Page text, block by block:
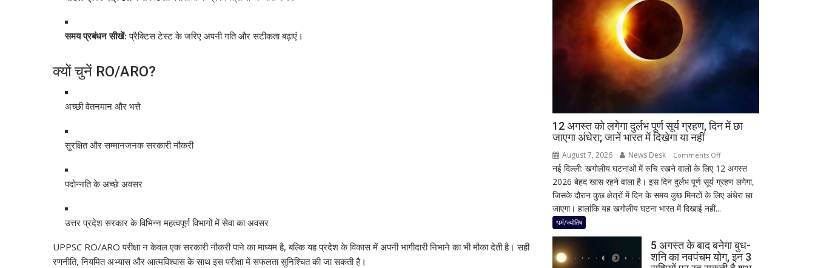
समय प्रबंधन सीखें: प्रैक्टिस टेस्ट के जरिए अपनी गति और सटीकता बढ़ाएं।
क्यों चुनें RO/ARO?
अच्छी वेतनमान और भत्ते
सुरक्षित और सम्मानजनक सरकारी नौकरी
पदोन्नति के अच्छे अवसर
उत्तर प्रदेश सरकार के विभिन्न महत्वपूर्ण विभागों में सेवा का अवसर
UPPSC RO/ARO परीक्षा न केवल एक सरकारी नौकरी पाने का माध्यम है, बल्कि यह प्रदेश के विकास में अपनी भागीदारी निभाने का भी मौका देती है। सही
रणनीति, नियमित अभ्यास और आत्मविश्वास के साथ इस परीक्षा में सफलता सुनिश्चित की जा सकती है।
पहला
किया
12 अगस्त को लगेगा दुर्लभ पूर्ण सूर्य ग्रहण, दिन में छा
जाएगा अंधेरा; जानें भारत में दिखेगा या नहीं
August 7, 2026 News Desk Comments Offon
12
अगस्त
को
सूर्य
ग्रहण,
नई दिल्ली: खगोलीय घटनाओं में रुचि रखने वालों के लिए 12 अगस्त
2026 बेहद खास रहने वाला है। इस दिन दुर्लभ पूर्ण सूर्य ग्रहण लगेगा,
जिसके दौरान कुछ क्षेत्रों में दिन के समय कुछ मिनटों के लिए अंधेरा छा
जाएगा। हालांकि यह खगोलीय घटना भारत में दिखाई नहीं...
धर्म/ज्योतिष
5 अगस्त के बाद बनेगा बुध-
शनि का नवपंचम योग, इन 3